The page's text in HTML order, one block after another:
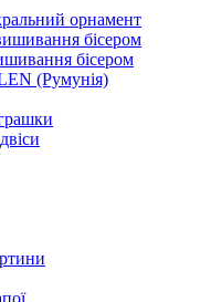
орнамент
бісером
бісером
(Румунія)